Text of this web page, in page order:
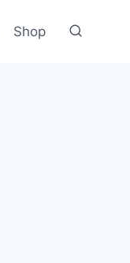
Shop